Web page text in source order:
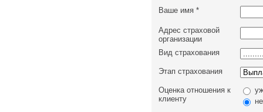
Ваше имя *
Адрес страховой
организации
Вид страхования
Этап страхования
Оценка отношения к
клиенту